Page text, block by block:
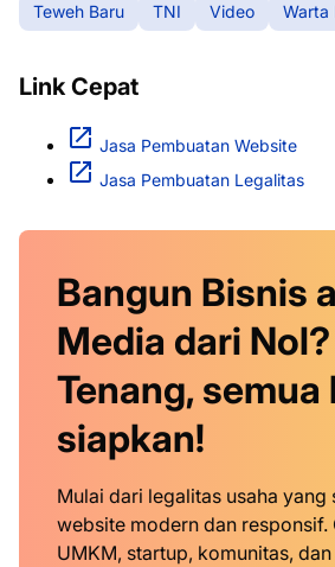
Teweh Baru
TNI Video Warta
Link Cepat
Jasa Pembuatan Website
Jasa Pembuatan Legalitas
Bangun Bisnis
Media dari Nol?
Tenang, semua
siapkan!
Mulai dari legalitas usaha yang
website modern dan responsif.
UMKM, startup, komunitas,